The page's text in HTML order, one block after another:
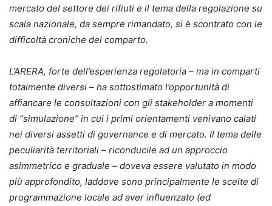
mercato del settore dei rifiuti e il tema della regolazione su
scala nazionale, da sempre rimandato, si è scontrato con le
difficoltà croniche del comparto.
L’ARERA, forte dell’esperienza regolatoria – ma in comparti
totalmente diversi – ha sottostimato l’opportunità di
affiancare le consultazioni con gli stakeholder a momenti
di “simulazione” in cui i primi orientamenti venivano calati
nei diversi assetti di governance e di mercato. Il tema delle
peculiarità territoriali – riconducile ad un approccio
asimmetrico e graduale – doveva essere valutato in modo
più approfondito, laddove sono principalmente le scelte di
programmazione locale ad aver influenzato (ed